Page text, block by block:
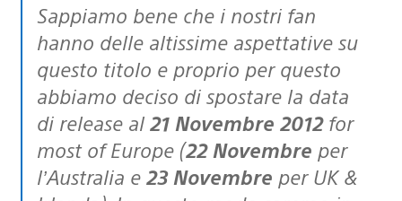
Sappiamo bene che i nostri fan
hanno delle altissime aspettative su
questo titolo e proprio per questo
abbiamo deciso di spostare la data
di release al 21 Novembre 2012for
most of Europe (22 Novembre per
l’Australia e 23 Novembre per UK &